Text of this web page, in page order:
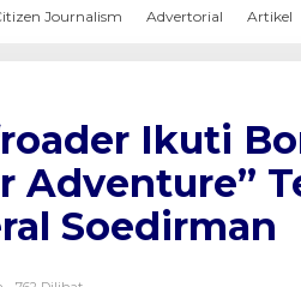
Journalism Advertorial Artikel
Ikuti
Adventure”
Soedirman